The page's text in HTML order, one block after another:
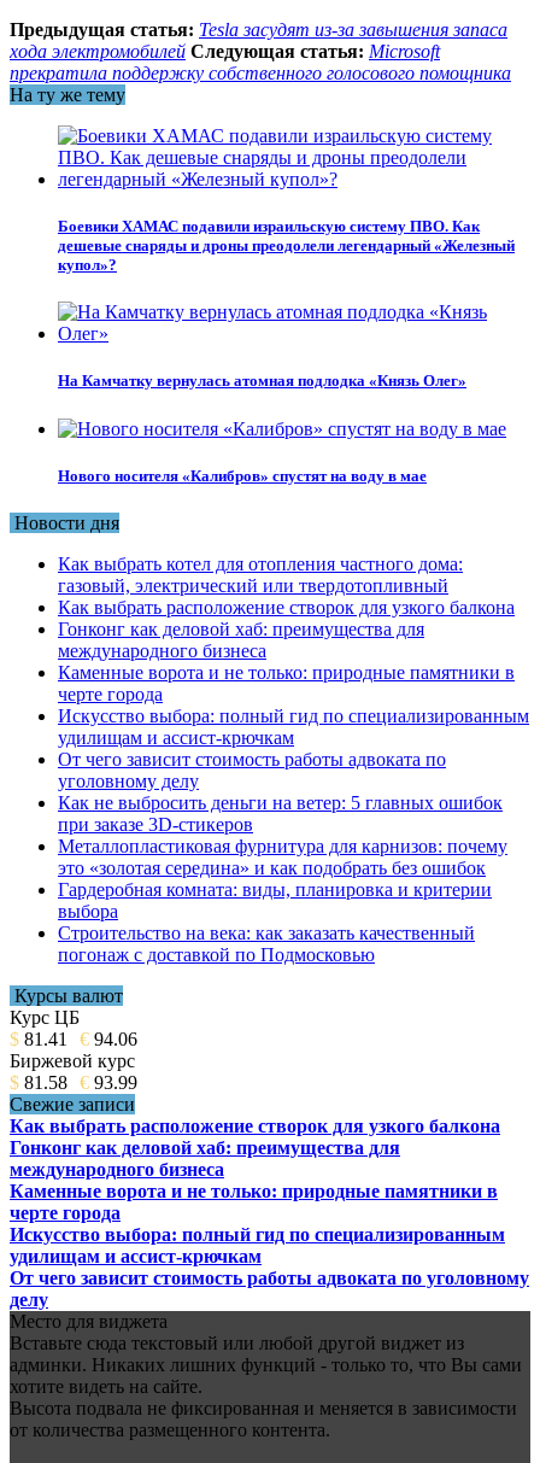
Предыдущая статья: Tesla засудят из-за завышения запаса
хода электромобилей Следующая статья: Microsoft
прекратила поддержку собственного голосового помощника
На ту же тему
Боевики ХАМАС подавили израильскую систему ПВО. Как
дешевые снаряды и дроны преодолели легендарный «Железный
купол»?
На Камчатку вернулась атомная подлодка «Князь Олег»
Нового носителя «Калибров» спустят на воду в мае
Новости дня
Как выбрать котел для отопления частного дома:
газовый, электрический или твердотопливный
Как выбрать расположение створок для узкого балкона
Гонконг как деловой хаб: преимущества для
международного бизнеса
Каменные ворота и не только: природные памятники в
черте города
Искусство выбора: полный гид по специализированным
удилищам и ассист-крючкам
От чего зависит стоимость работы адвоката по
уголовному делу
Как не выбросить деньги на ветер: 5 главных ошибок
при заказе 3D-стикеров
Металлопластиковая фурнитура для карнизов: почему
это «золотая середина» и как подобрать без ошибок
Гардеробная комната: виды, планировка и критерии
выбора
Строительство на века: как заказать качественный
погонаж с доставкой по Подмосковью
Курсы валют
Курс ЦБ
$ 81.41 € 94.06
Биржевой курс
$ 81.58 € 93.99
Свежие записи
Как выбрать расположение створок для узкого балкона
Гонконг как деловой хаб: преимущества для
международного бизнеса
Каменные ворота и не только: природные памятники в
черте города
Искусство выбора: полный гид по специализированным
удилищам и ассист-крючкам
От чего зависит стоимость работы адвоката по уголовному
делу
Место для виджета
Вставьте сюда текстовый или любой другой виджет из
админки. Никаких лишних функций - только то, что Вы сами
хотите видеть на сайте.
Высота подвала не фиксированная и меняется в зависимости
от количества размещенного контента.